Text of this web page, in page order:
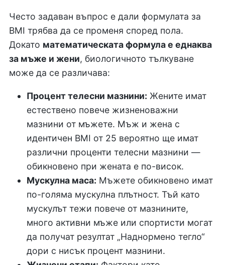
Често задаван въпрос е дали формулата за
BMI трябва да се променя според пола.
Докато математическата формула е еднаква
за мъже и жени, биологичното тълкуване
може да се различава:
Процент телесни мазнини: Жените имат
естествено повече жизненоважни
мазнини от мъжете. Мъж и жена с
идентичен BMI от 25 вероятно ще имат
различни проценти телесни мазнини —
обикновено при жената е по-висок.
Мускулна маса: Мъжете обикновено имат
по-голяма мускулна плътност. Тъй като
мускулът тежи повече от мазнините,
много активни мъже или спортисти могат
да получат резултат „Наднормено тегло“
дори с нисък процент мазнини.